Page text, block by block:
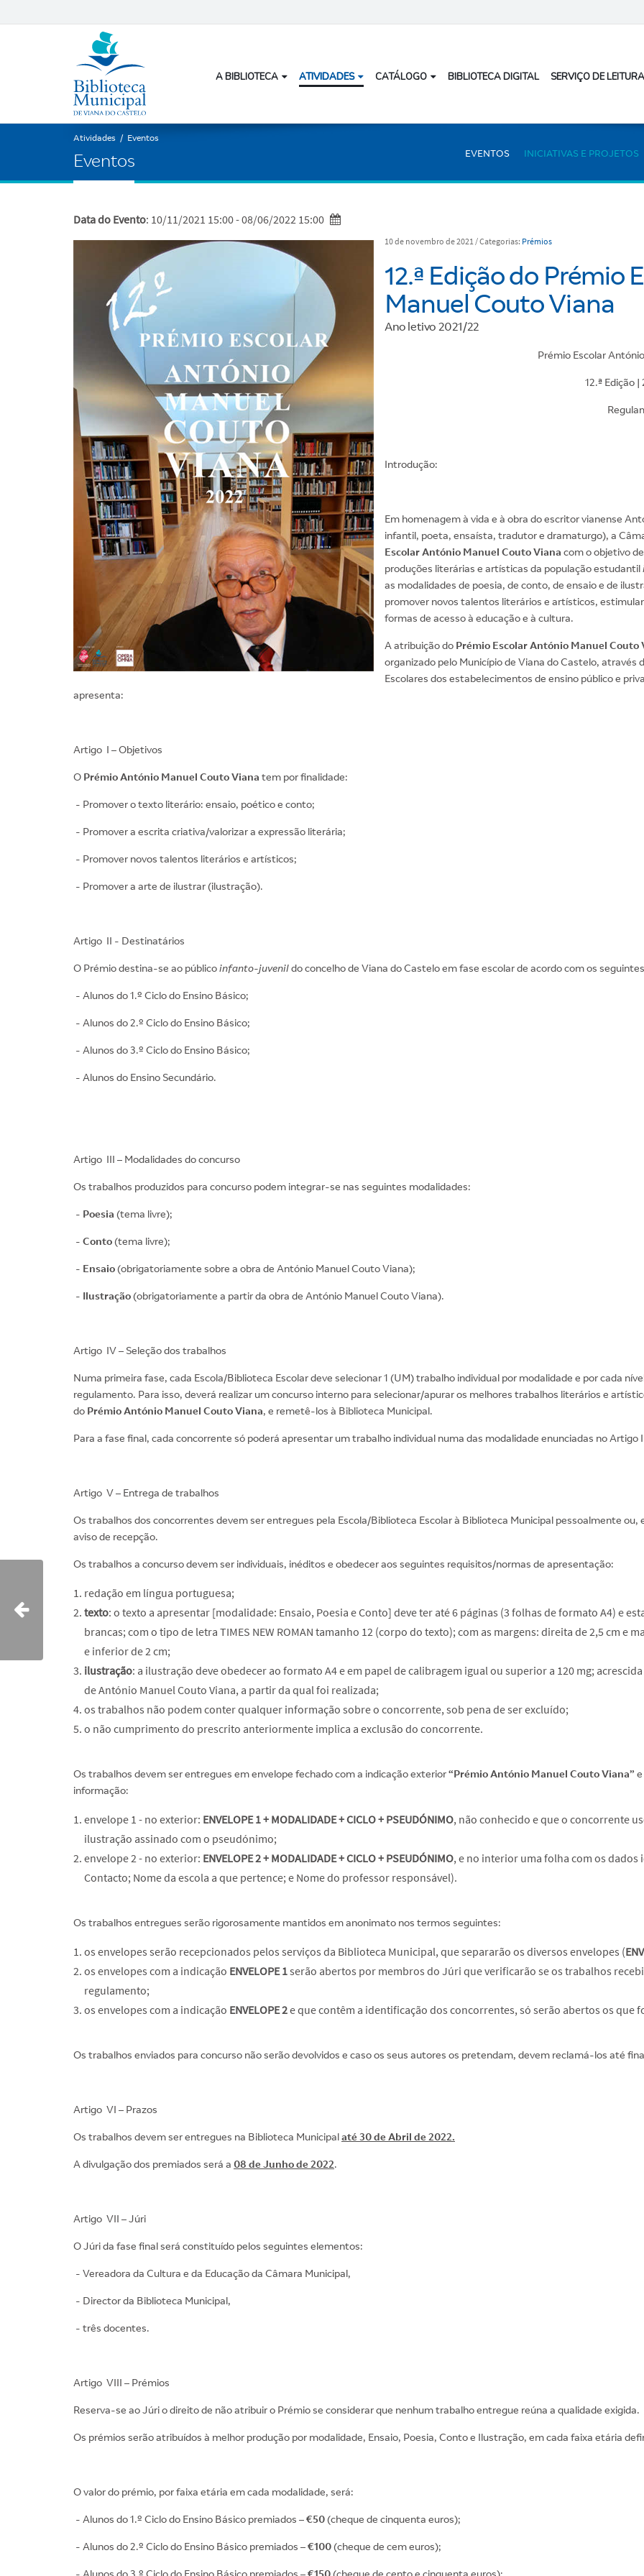
A BIBLIOTECA ATIVIDADES CATÁLOGO BIBLIOTECA DIGITAL SERVIÇO DE
Atividades / Eventos
Eventos EVENTOS INICIATIVAS E PROJETOS
Data do Evento: 10/11/2021 15:00 - 08/06/2022 15:00
10 de novembro de 2021/ Categorias: Prémios
12.ª Edição do Prémio
Manuel Couto Viana
Ano letivo 2021/22
Prémio Escolar
12.ª Edição
Introdução:
Em homenagem à vida e à obra do escritor vianense
infantil, poeta, ensaísta, tradutor e dramaturgo), a
Escolar António Manuel Couto Viana com o objetivo
produções literárias e artísticas da população estudantil
as modalidades de poesia, de conto, de ensaio e de
promover novos talentos literários e artísticos,
formas de acesso à educação e à cultura.
A atribuição do Prémio Escolar António Manuel Couto
organizado pelo Município de Viana do Castelo,
Escolares dos estabelecimentos de ensino público e
apresenta:
Artigo I – Objetivos
O Prémio António Manuel Couto Viana tem por finalidade:
- Promover o texto literário: ensaio, poético e conto;
- Promover a escrita criativa/valorizar a expressão literária;
- Promover novos talentos literários e artísticos;
- Promover a arte de ilustrar (ilustração).
Artigo II - Destinatários
O Prémio destina-se ao públicoinfanto-juvenildo concelho de Viana do Castelo em fase escolar de acordo com os
- Alunos do 1.º Ciclo do Ensino Básico;
- Alunos do 2.º Ciclo do Ensino Básico;
- Alunos do 3.º Ciclo do Ensino Básico;
- Alunos do Ensino Secundário.
Artigo III – Modalidades do concurso
Os trabalhos produzidos para concurso podem integrar-se nas seguintes modalidades:
- Poesia (tema livre);
- Conto(tema livre);
- Ensaio(obrigatoriamente sobre a obra de António Manuel Couto Viana);
- Ilustração(obrigatoriamente a partir da obra de António Manuel Couto Viana).
Artigo IV – Seleção dos trabalhos
Numa primeira fase, cada Escola/Biblioteca Escolar deve selecionar 1 (UM) trabalho individual por modalidade e por cada
regulamento. Para isso, deverá realizar um concurso interno para selecionar/apurar os melhores trabalhos literários e
do Prémio António Manuel Couto Viana, e remetê-los à Biblioteca Municipal.
Para a fase final, cada concorrente só poderá apresentar um trabalho individual numa das modalidade enunciadas no Artigo
Artigo V – Entrega de trabalhos
Os trabalhos dos concorrentes devem ser entregues pela Escola/Biblioteca Escolar à Biblioteca Municipal pessoalmente
aviso de recepção.
Os trabalhos a concurso devem ser individuais, inéditos e obedecer aos seguintes requisitos/normas de apresentação:
redação em língua portuguesa;
texto: o texto a apresentar [modalidade: Ensaio, Poesia e Conto] deve ter até 6 páginas (3 folhas de formato A4) e
brancas; com o tipo de letra TIMES NEW ROMAN tamanho 12 (corpo do texto); com as margens: direita de 2,5 cm e
e inferior de 2 cm;
ilustração: a ilustração deve obedecer ao formato A4 e em papel de calibragem igual ou superior a 120 mg;
de António Manuel Couto Viana, a partir da qual foi realizada;
os trabalhos não podem conter qualquer informação sobre o concorrente, sob pena de ser excluído;
o não cumprimento do prescrito anteriormente implica a exclusão do concorrente.
Os trabalhos devem ser entregues em envelope fechado com a indicação exterior“Prémio António Manuel Couto Viana”
informação:
envelope 1 - no exterior: ENVELOPE 1 + MODALIDADE + CICLO + PSEUDÓNIMO, não conhecido e que o concorrente
ilustração assinado com o pseudónimo;
envelope 2 - no exterior: ENVELOPE 2 + MODALIDADE + CICLO + PSEUDÓNIMO, e no interior uma folha com os
Contacto; Nome da escola a que pertence; e Nome do professor responsável).
Os trabalhos entregues serão rigorosamente mantidos em anonimato nos termos seguintes:
os envelopes serão recepcionados pelos serviços da Biblioteca Municipal, que separarão os diversos envelopes (
os envelopes com a indicação ENVELOPE 1serão abertos por membros do Júri que verificarão se os trabalhos
regulamento;
os envelopes com a indicação ENVELOPE 2e que contêm a identificação dos concorrentes, só serão abertos os que
Os trabalhos enviados para concurso não serão devolvidos e caso os seus autores os pretendam, devem reclamá-los até
Artigo VI – Prazos
Os trabalhos devem ser entregues na Biblioteca Municipalaté 30 de Abril de 2022.
A divulgação dos premiados será a 08 de Junho de 2022.
Artigo VII – Júri
O Júri da fase final será constituído pelos seguintes elementos:
- Vereadora da Cultura e da Educação da Câmara Municipal,
- Director da Biblioteca Municipal,
- três docentes.
Artigo VIII – Prémios
Reserva-se ao Júri o direito de não atribuir o Prémio se considerar que nenhum trabalho entregue reúna a qualidade exigida.
Os prémios serão atribuídos à melhor produção por modalidade, Ensaio, Poesia, Conto e Ilustração, em cada faixa etária
O valor do prémio, por faixa etária em cada modalidade, será:
- Alunos do 1.º Ciclo do Ensino Básico premiados –€50(cheque de cinquenta euros);
- Alunos do 2.º Ciclo do Ensino Básico premiados –€100(cheque de cem euros);